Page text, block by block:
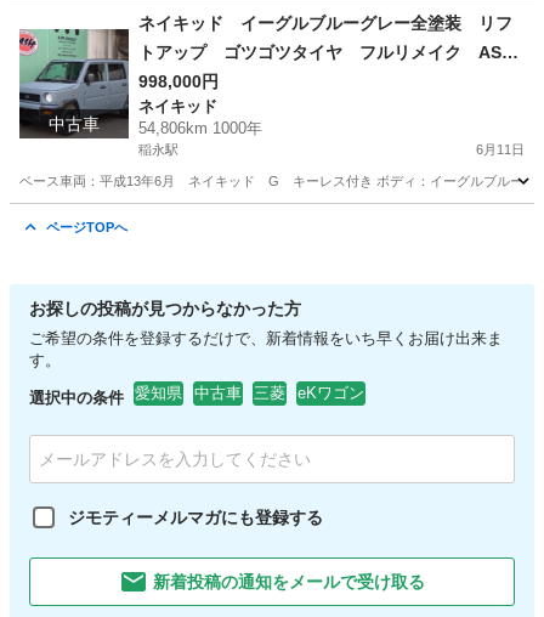
稲永駅 アルトラパン ツートン
中古車
ネイキッド イーグルブルーグレー全塗装 リフ
トアップ ゴツゴツタイヤ フルリメイク ASH
カスタム
998,000円
ネイキッド
54,806km 1000年
稲永駅 6月11日
ベース車両：平成13年6月 ネイキッド G キーレス付き ボディ：イーグルブルーグ
ページTOPへ
お探しの投稿が見つからなかった方
ご希望の条件を登録するだけで、新着情報をいち早くお届け出来ま
す。
選択中の条件 愛知県 中古車 三菱 eKワゴン
ジモティーメルマガにも登録する
新着投稿の通知をメールで受け取る